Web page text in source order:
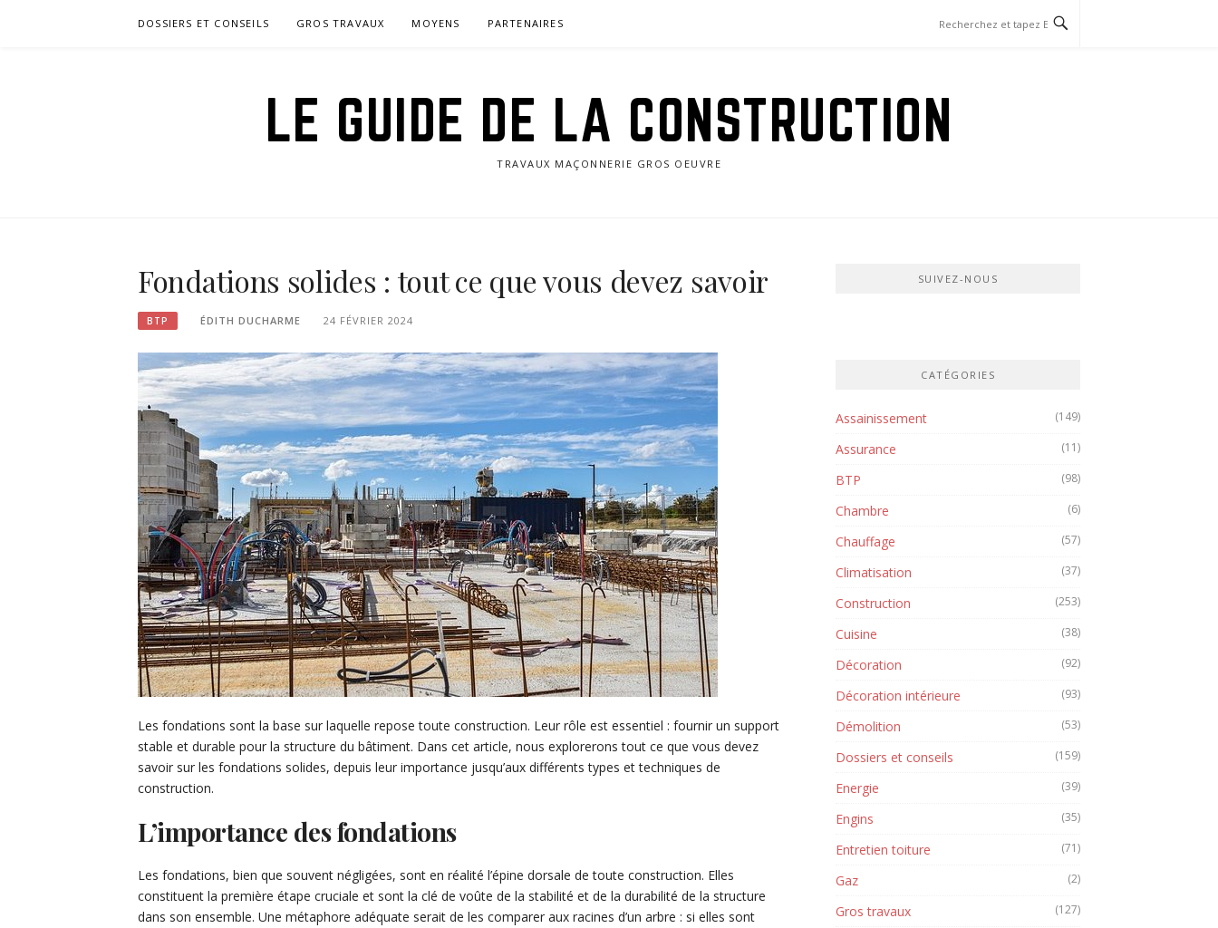
DOSSIERS ET CONSEILS GROS TRAVAUX MOYENS PARTENAIRES
LE GUIDE DE LA CONSTRUCTION
TRAVAUX MAÇONNERIE GROS OEUVRE
Fondations solides : tout ce que vous devez savoir
BTP ÉDITH DUCHARME 24 FÉVRIER 2024
Les fondations sont la base sur laquelle repose toute construction. Leur rôle est essentiel : fournir un support
stable et durable pour la structure du bâtiment. Dans cet article, nous explorerons tout ce que vous devez
savoir sur les fondations solides, depuis leur importance jusqu’aux différents types et techniques de
construction.
L’importance des fondations
Les fondations, bien que souvent négligées, sont en réalité l’épine dorsale de toute construction. Elles
constituent la première étape cruciale et sont la clé de voûte de la stabilité et de la durabilité de la structure
dans son ensemble. Une métaphore adéquate serait de les comparer aux racines d’un arbre : si elles sont
SUIVEZ-NOUS
CATÉGORIES
Assainissement (149)
Assurance (11)
BTP (98)
Chambre (6)
Chauffage (57)
Climatisation (37)
Construction (253)
Cuisine (38)
Décoration (92)
Décoration intérieure (93)
Démolition (53)
Dossiers et conseils (159)
Energie (39)
Engins (35)
Entretien toiture (71)
Gaz (2)
Gros travaux (127)